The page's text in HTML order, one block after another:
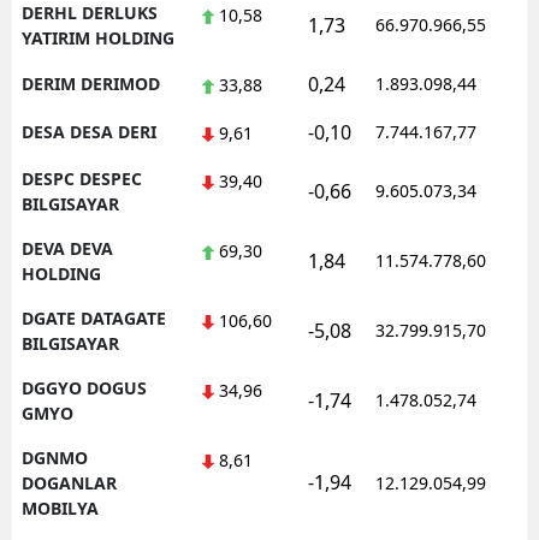
DERHL DERLUKS
YATIRIM HOLDING
10,58 1,73 66.970.966,55
DERIM DERIMOD 33,88 0,24 1.893.098,44
DESA DESA DERI 9,61 -0,10 7.744.167,77
DESPC DESPEC
BILGISAYAR
39,40 -0,66 9.605.073,34
DEVA DEVA
HOLDING
69,30 1,84 11.574.778,60
DGATE DATAGATE
BILGISAYAR
106,60 -5,08 32.799.915,70
DGGYO DOGUS
GMYO
34,96 -1,74 1.478.052,74
DGNMO
DOGANLAR
MOBILYA
8,61
-1,94 12.129.054,99